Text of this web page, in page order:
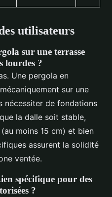
utilisateurs
sur une terrasse
lourdes ?
Une pergola en
sur une
nécessiter de fondations
la dalle soit stable,
moins 15 cm) et bien
assurent la solidité
ventée.
spécifique pour des
?